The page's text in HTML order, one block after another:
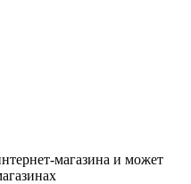
магазина и может